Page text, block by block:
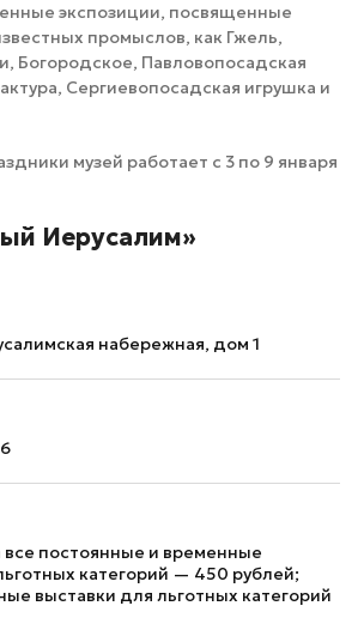
экспозиции, посвященные
промыслов, как Гжель,
Богородское, Павловопосадская
Сергиевопосадская игрушка и
музей работает с 3 по 9 января
Иерусалим»
набережная, дом 1
постоянные и временные
категорий — 450 рублей;
выставки для льготных категорий